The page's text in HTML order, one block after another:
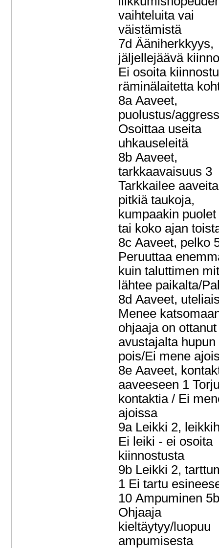
vaihteluita vai
väistämistä
7d Ääniherkkyys,
jäljellejäävä
Ei osoita
räminälaitetta
8a Aaveet,
puolustus/
Osoittaa useita
uhkauseleitä
8b Aaveet,
tarkkaavaisuus 3
Tarkkailee
pitkiä taukoja,
kumpaakin
tai koko ajan
8c Aaveet, pelko
Peruuttaa
kuin taluttimen
lähtee paikalta/
8d Aaveet,
Menee
ohjaaja on ottanut
avustajalta hupun
pois/Ei mene
8e Aaveet,
aaveeseen 1
kontaktia / Ei
ajoissa
9a Leikki 2,
Ei leiki - ei osoita
kiinnostusta
9b Leikki 2,
1 Ei tartu
10 Ampuminen
Ohjaaja
kieltäytyy/luopuu
ampumisesta